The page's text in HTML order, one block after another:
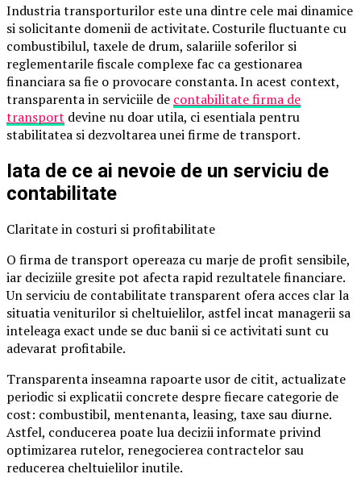
Industria transporturilor este una dintre cele mai dinamice
si solicitante domenii de activitate. Costurile fluctuante cu
combustibilul, taxele de drum, salariile soferilor si
reglementarile fiscale complexe fac ca gestionarea
financiara sa fie o provocare constanta. In acest context,
transparenta in serviciile de contabilitate firma de
transport devine nu doar utila, ci esentiala pentru
stabilitatea si dezvoltarea unei firme de transport.
Iata de ce ai nevoie de un serviciu de
contabilitate
Claritate in costuri si profitabilitate
O firma de transport opereaza cu marje de profit sensibile,
iar deciziile gresite pot afecta rapid rezultatele financiare.
Un serviciu de contabilitate transparent ofera acces clar la
situatia veniturilor si cheltuielilor, astfel incat managerii sa
inteleaga exact unde se duc banii si ce activitati sunt cu
adevarat profitabile.
Transparenta inseamna rapoarte usor de citit, actualizate
periodic si explicatii concrete despre fiecare categorie de
cost: combustibil, mentenanta, leasing, taxe sau diurne.
Astfel, conducerea poate lua decizii informate privind
optimizarea rutelor, renegocierea contractelor sau
reducerea cheltuielilor inutile.